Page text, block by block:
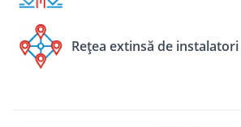
Rețea extinsă de